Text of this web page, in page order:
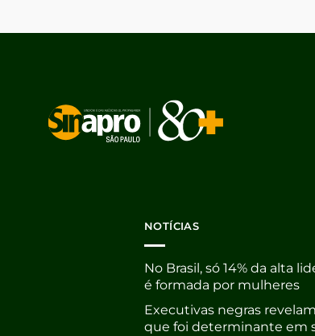
NOTÍCIAS
No Brasil, só 14% da alta
é formada por mulheres
Executivas negras
que foi determinante em